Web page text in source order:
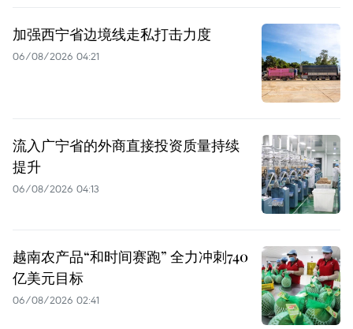
加强西宁省边境线走私打击力度
06/08/2026 04:21
流入广宁省的外商直接投资质量持续
提升
06/08/2026 04:13
越南农产品“和时间赛跑” 全力冲刺740
亿美元目标
06/08/2026 02:41